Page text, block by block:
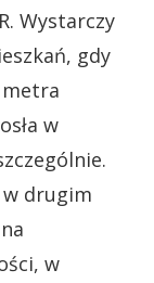
Wystarczy
gdy
w
w drugim
w